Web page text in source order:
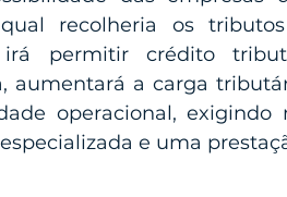
recolheria os
irá permitir crédito
aumentará a carga
operacional,
e uma